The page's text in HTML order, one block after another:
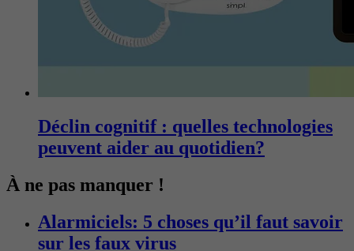
Déclin cognitif : quelles technologies
peuvent aider au quotidien?
À ne pas manquer !
Alarmiciels: 5 choses qu’il faut savoir
sur les faux virus